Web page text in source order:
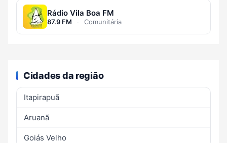
Rádio Vila Boa FM
87.9 FM · Comunitária
Cidades da região
Itapirapuã
Aruanã
Goiás Velho